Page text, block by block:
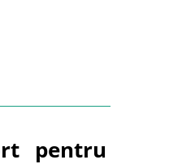
pentru